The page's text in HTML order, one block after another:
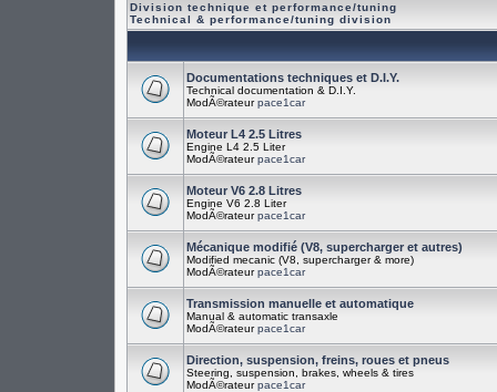
Division technique et performance/tuning
Technical & performance/tuning division
Documentations techniques et D.I.Y.
Technical documentation & D.I.Y.
ModÃ©rateurpace1car
Moteur L4 2.5 Litres
Engine L4 2.5 Liter
ModÃ©rateurpace1car
Moteur V6 2.8 Litres
Engine V6 2.8 Liter
ModÃ©rateurpace1car
Mécanique modifié (V8, supercharger et autres)
Modified mecanic (V8, supercharger & more)
ModÃ©rateurpace1car
Transmission manuelle et automatique
Manual & automatic transaxle
ModÃ©rateurpace1car
Direction, suspension, freins, roues et pneus
Steering, suspension, brakes, wheels & tires
ModÃ©rateurpace1car